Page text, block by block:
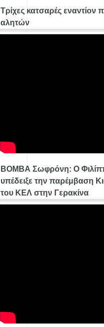
Τρίχες κατσαρές εναντίον
αλητών
ΒΟΜΒΑ Σωφρόνη: Ο
υπέδειξε την παρέμβαση
του ΚΕΛ στην Γερακίνα